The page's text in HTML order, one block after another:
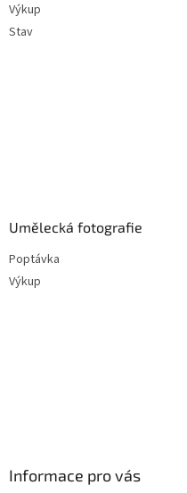
Výkup
Stav
Umělecká fotografie
Poptávka
Výkup
Informace pro vás